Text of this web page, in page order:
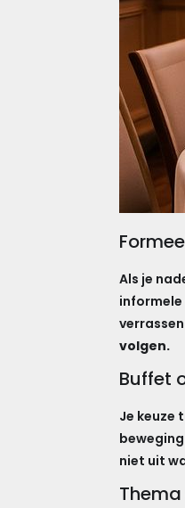
Als je
informele
volgen.
Buffet
Je keuze
niet uit